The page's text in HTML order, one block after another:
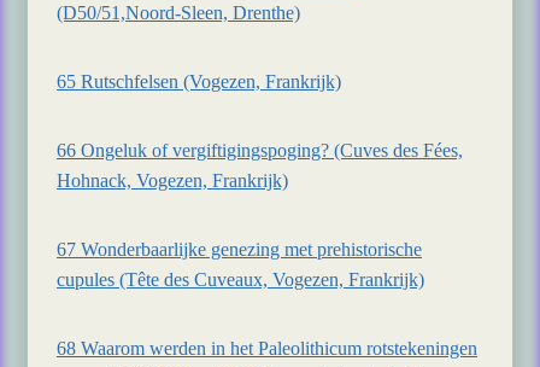
(D50/51,Noord-Sleen, Drenthe)
65 Rutschfelsen (Vogezen, Frankrijk)
66 Ongeluk of vergiftigingspoging? (Cuves des Fées,
Hohnack, Vogezen, Frankrijk)
67 Wonderbaarlijke genezing met prehistorische
cupules (Tête des Cuveaux, Vogezen, Frankrijk)
68 Waarom werden in het Paleolithicum rotstekeningen